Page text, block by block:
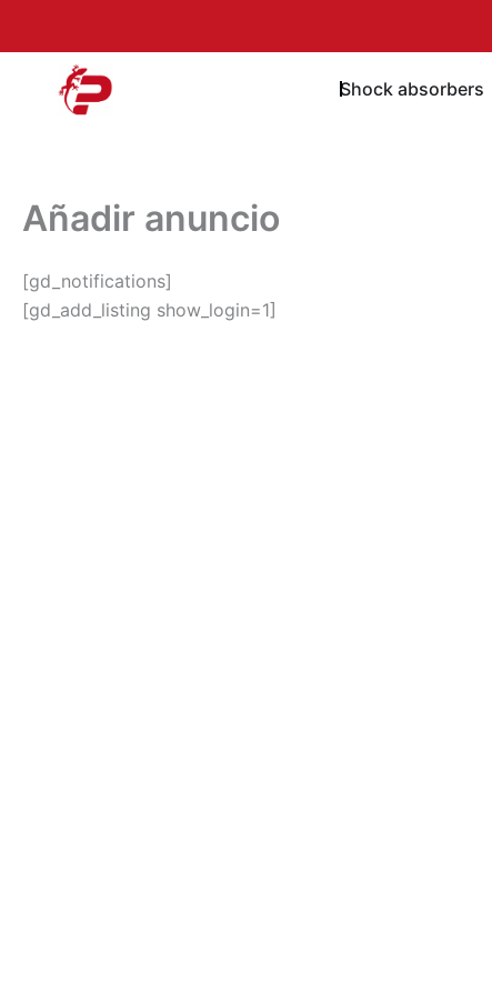
Shock absorbers
Añadir anuncio
[gd_notifications]
[gd_add_listing show_login=1]